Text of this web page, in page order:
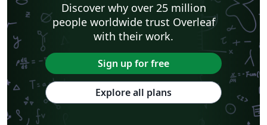
Discover why over 25 million
people worldwide trust Overleaf
with their work.
Sign up for free
Explore all plans